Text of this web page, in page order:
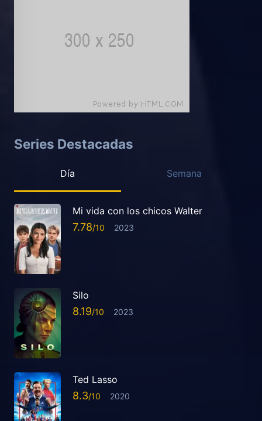
Series Destacadas
Día Semana
Mi vida con los chicos Walter
7.78 2023
Silo
8.19 2023
Ted Lasso
8.3 2020